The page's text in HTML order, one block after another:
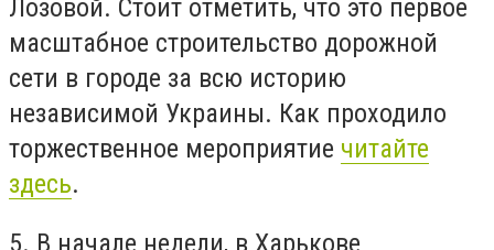
Лозовой. Стоит отметить, что это первое
масштабное строительство дорожной
сети в городе за всю историю
независимой Украины. Как проходило
торжественное мероприятие читайте
здесь.
5. В начале недели, в Харькове